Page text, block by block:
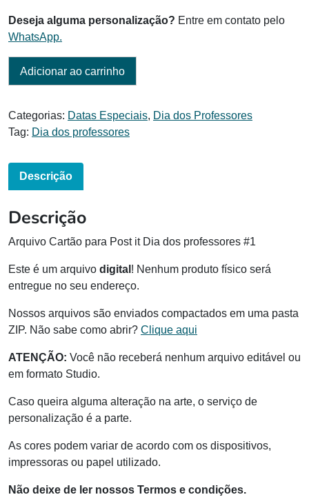
Deseja alguma personalização? Entre em contato pelo
WhatsApp.
Adicionar ao carrinho
Categorias: Datas Especiais, Dia dos Professores
Tag: Dia dos professores
Descrição
Descrição
Arquivo Cartão para Post it Dia dos professores #1
Este é um arquivo digital ! Nenhum produto físico será
entregue no seu endereço.
Nossos arquivos são enviados compactados em uma pasta
ZIP. Não sabe como abrir? Clique aqui
ATENÇÃO: Você não receberá nenhum arquivo editável ou
em formato Studio.
Caso queira alguma alteração na arte, o serviço de
personalização é a parte.
As cores podem variar de acordo com os dispositivos,
impressoras ou papel utilizado.
Não deixe de ler nossos Termos e condições.